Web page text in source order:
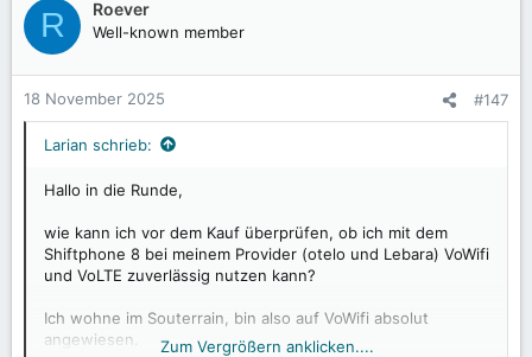
k
t
o
n
R Roever
Well-known member
18 November 2025 #147
Larian schrieb:
Hallo in die Runde,
wie kann ich vor dem Kauf überprüfen, ob ich mit dem
Shiftphone 8 bei meinem Provider (otelo und Lebara) VoWifi
und VoLTE zuverlässig nutzen kann?
Ich wohne im Souterrain, bin also auf VoWifi absolut
angewiesen.
Zum Vergrößern anklicken....